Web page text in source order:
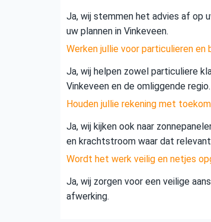
Ja, wij stemmen het advies af op
uw plannen in Vinkeveen.
Werken jullie voor particulieren en
Ja, wij helpen zowel particuliere
Vinkeveen en de omliggende regio.
Houden jullie rekening met
Ja, wij kijken ook naar
en krachtstroom waar dat relevant
Wordt het werk veilig en netjes
Ja, wij zorgen voor een veilige
afwerking.